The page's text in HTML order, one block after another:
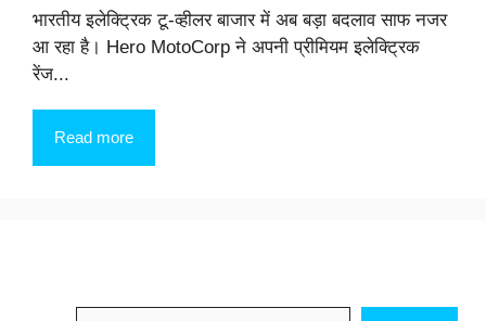
भारतीय इलेक्ट्रिक टू-व्हीलर बाजार में अब बड़ा बदलाव साफ नजर
आ रहा है। Hero MotoCorp ने अपनी प्रीमियम इलेक्ट्रिक
रेंज...
Read more